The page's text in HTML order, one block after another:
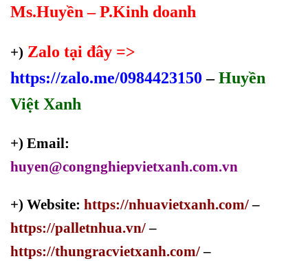
Ms.Huyền – P.Kinh doanh
+) Zalo tại đây =>
https://zalo.me/0984423150 –Huyền
Việt Xanh
+) Email:
huyen@congnghiepvietxanh.com.vn
+) Website: https://nhuavietxanh.com/–
https://palletnhua.vn/ –
https://thungracvietxanh.com/ –